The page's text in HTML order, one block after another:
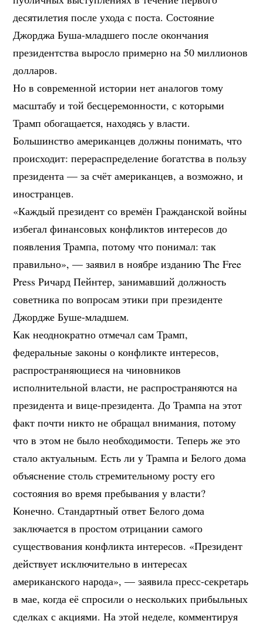
десятилетия после ухода с поста. Состояние
Джорджа Буша-младшего после окончания
президентства выросло примерно на 50 миллионов
долларов.
Но в современной истории нет аналогов тому
масштабу и той бесцеремонности, с которыми
Трамп обогащается, находясь у власти.
Большинство американцев должны понимать, что
происходит: перераспределение богатства в пользу
президента — за счёт американцев, а возможно, и
иностранцев.
«Каждый президент со времён Гражданской войны
избегал финансовых конфликтов интересов до
появления Трампа, потому что понимал: так
правильно», — заявил в ноябре изданию The Free
Press Ричард Пейнтер, занимавший должность
советника по вопросам этики при президенте
Джордже Буше-младшем.
Как неоднократно отмечал сам Трамп,
федеральные законы о конфликте интересов,
распространяющиеся на чиновников
исполнительной власти, не распространяются на
президента и вице-президента. До Трампа на этот
факт почти никто не обращал внимания, потому
что в этом не было необходимости. Теперь же это
стало актуальным. Есть ли у Трампа и Белого дома
объяснение столь стремительному росту его
состояния во время пребывания у власти?
Конечно. Стандартный ответ Белого дома
заключается в простом отрицании самого
существования конфликта интересов. «Президент
действует исключительно в интересах
американского народа», — заявила пресс-секретарь
в мае, когда её спросили о нескольких прибыльных
сделках с акциями. На этой неделе, комментируя